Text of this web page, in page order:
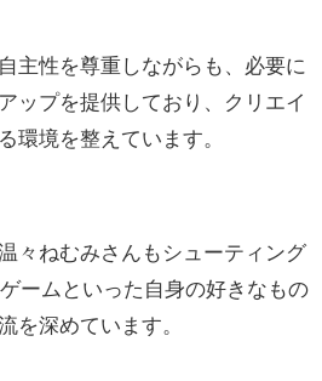
主性を尊重しながらも、必要に
ップを提供しており、クリエイ
環境を整えています。
々ねむみさんもシューティング
ームといった自身の好きなもの
を深めています。